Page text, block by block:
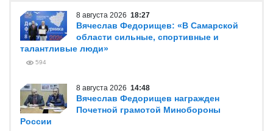
8 августа 2026 18:27
Вячеслав Федорищев: «В Самарской
области сильные, спортивные и
талантливые люди»
594
8 августа 2026 14:48
Вячеслав Федорищев награжден
Почетной грамотой Минобороны
России